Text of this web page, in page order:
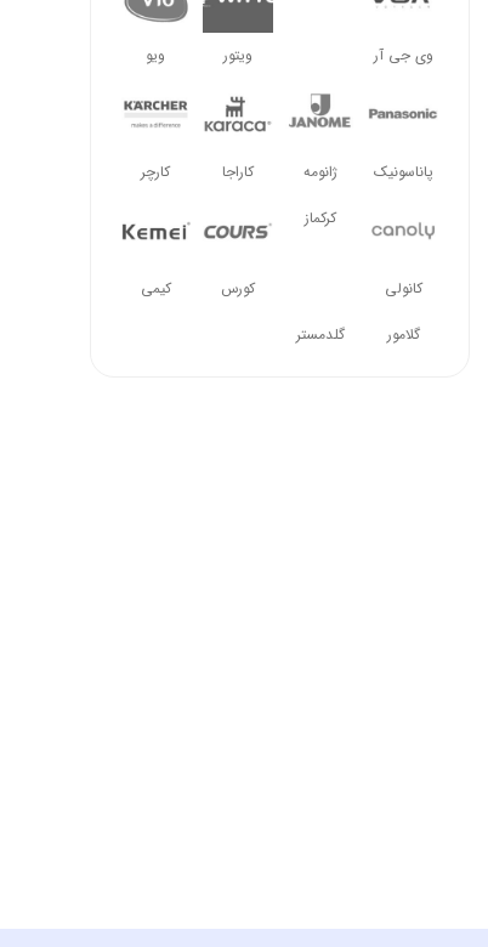
وی جی آر ویتور ویو
پاناسونیک ژانومه کاراجا کارچر
کانولی
کرکماز
کورس
کیمی
گلامور
گلدمستر